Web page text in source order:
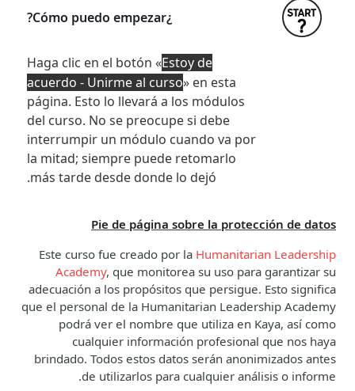
¿Cómo puedo empezar?
Haga clic en el botón «Estoy de
acuerdo - Unirme al curso» en esta
página. Esto lo llevará a los módulos
del curso. No se preocupe si debe
interrumpir un módulo cuando va por
la mitad; siempre puede retomarlo
más tarde desde donde lo dejó.
Pie de página sobre la protección de datos
Este curso fue creado por la Humanitarian Leadership
Academy, que monitorea su uso para garantizar su
adecuación a los propósitos que persigue. Esto significa
que el personal de la Humanitarian Leadership Academy
podrá ver el nombre que utiliza en Kaya, así como
cualquier información profesional que nos haya
brindado. Todos estos datos serán anonimizados antes
de utilizarlos para cualquier análisis o informe.